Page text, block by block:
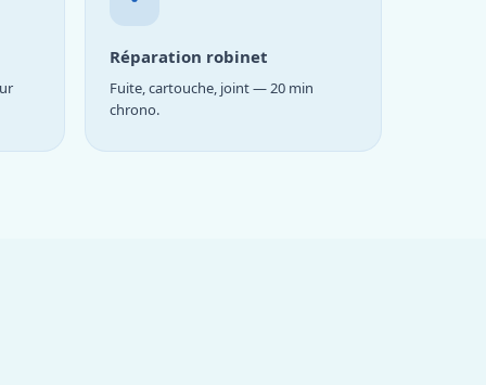
Réparation robinet
Fuite, cartouche, joint — 20 min
chrono.